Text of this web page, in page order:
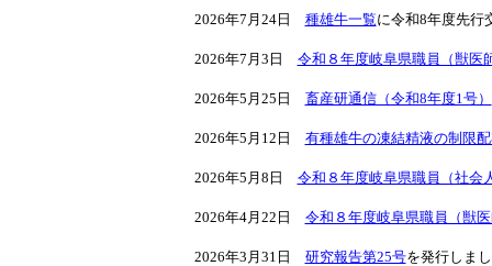
2026年7月24日 種雄牛一覧に令和8年度先行
2026年7月3日 令和８年度岐阜県職員（獣医
2026年5月25日 畜産研通信（令和8年度1号）
2026年5月12日 有種雄牛の凍結精液の制限
2026年5月8日 令和８年度岐阜県職員（社会
2026年4月22日 令和８年度岐阜県職員（獣
2026年3月31日 研究報告第25号を発行しま